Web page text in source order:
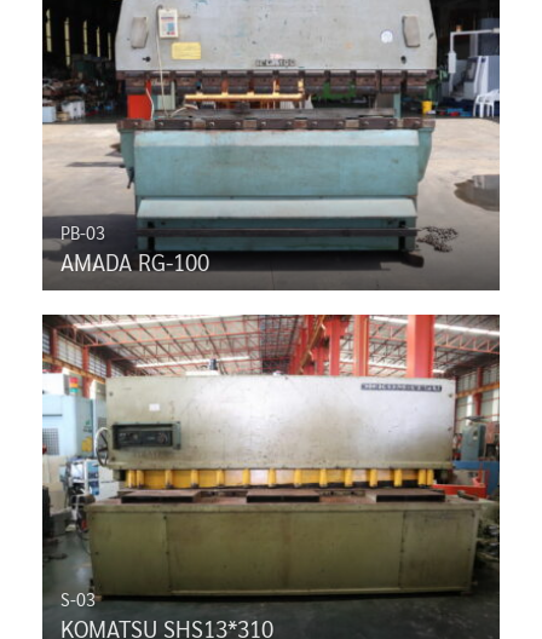
PB-03
AMADA RG-100
S-03
KOMATSU SHS13*310